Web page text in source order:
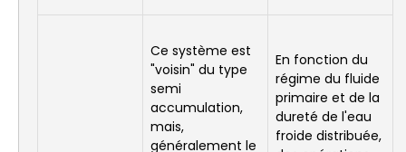
Ce système est
"voisin" du type
semi
accumulation,
mais,
généralement le
En fonction du
régime du fluide
primaire et de la
dureté de l'eau
froide distribuée,